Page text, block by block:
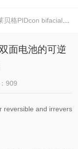
｜双面电池的可逆与不可逆PID快速测试解决方案
面电池的可逆
：909
reversible and irrevers